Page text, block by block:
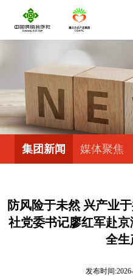
集团新闻 媒体聚焦
防风险于未然 兴产
社党委书记廖红军赴
全生
发布时间